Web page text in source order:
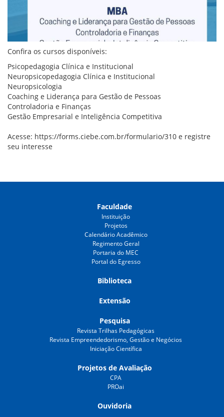
Confira os cursos disponíveis:
Psicopedagogia Clínica e Institucional
Neuropsicopedagogia Clínica e Institucional
Neuropsicologia
Coaching e Liderança para Gestão de Pessoas
Controladoria e Finanças
Gestão Empresarial e Inteligência Competitiva
Acesse: https://forms.ciebe.com.br/formulario/310 e registre
seu interesse
Faculdade
Instituição
Projetos
Calendário Acadêmico
Regimento Geral
Portaria do MEC
Portal do Egresso
Biblioteca
Extensão
Pesquisa
Revista Trilhas Pedagógicas
Revista Empreendedorismo, Gestão e Negócios
Iniciação Científica
Projetos de Avaliação
CPA
PROai
Ouvidoria